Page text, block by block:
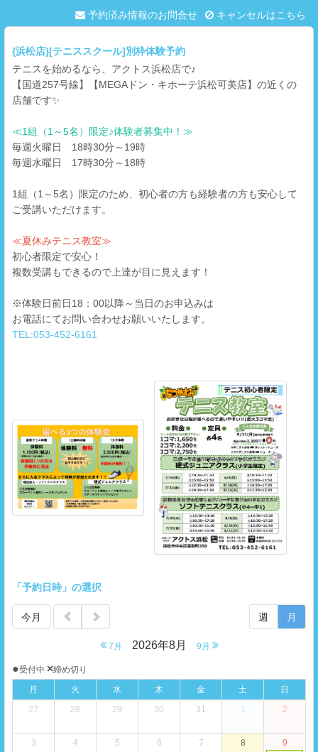
予約済み情報のお問合せ キャンセルはこちら
{浜松店}[テニススクール]別枠体験予約
テニスを始めるなら、アクトス浜松店で♪
【国道257号線】【MEGAドン・キホーテ浜松可美店】の近くの
店舗です✨
≪1組（1～5名）限定♪体験者募集中！≫
毎週火曜日 18時30分～19時
毎週水曜日 17時30分～18時
1組（1～5名）限定のため、初心者の方も経験者の方も安心して
ご受講いただけます。
≪夏休みテニス教室≫
初心者限定で安心！
複数受講もできるので上達が目に見えます！
※体験日前日18：00以降～当日のお申込みは
お電話にてお問い合わせお願いいたします。
TEL:053-452-6161
「予約日時」の選択
今月
7月 2026年8月 9月
週 月
●受付中 ×締め切り
月
火 水 木 金 土
日
27
28 29 30 31 1 2
3 4 5 6 7 8
9